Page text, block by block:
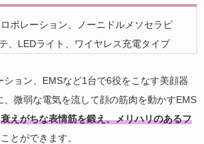
ポレーション、ノーニドルメソセラピ
、LEDライト、ワイヤレス充電タイプ
ション、EMSなど1台で6役をこなす美顔器
、微弱な電気を流して顔の筋肉を動かすEMS
衰えがちな表情筋を鍛え、メリハリのあるフ
とができます。